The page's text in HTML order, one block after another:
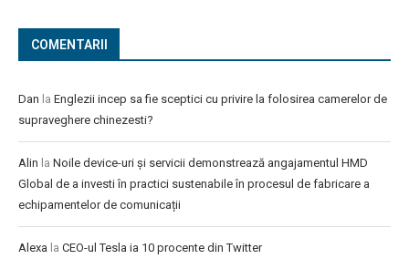
COMENTARII
Dan la Englezii incep sa fie sceptici cu privire la folosirea camerelor de
supraveghere chinezesti?
Alin la Noile device-uri și servicii demonstrează angajamentul HMD
Global de a investi în practici sustenabile în procesul de fabricare a
echipamentelor de comunicații
Alexa la CEO-ul Tesla ia 10 procente din Twitter